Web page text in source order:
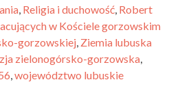
, Religia i duchowość, Robert
w Kościele gorzowskim
gorzowskiej, Ziemia lubuska
zielonogórsko-gorzowska,
województwo lubuskie